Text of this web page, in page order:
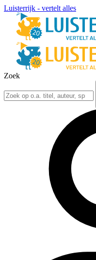
Luisterrijk - vertelt alles
Zoek